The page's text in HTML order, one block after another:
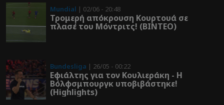
Mundial | 02/06 - 20:48
Τρομερή απόκρουση Κουρτουά σε
πλασέ του Μόντριτς! (ΒΙΝΤΕΟ)
Bundesliga | 26/05 - 00:22
Εφιάλτης για τον Κουλιεράκη - Η
Βόλφσμπουργκ υποβιβάστηκε!
(Highlights)